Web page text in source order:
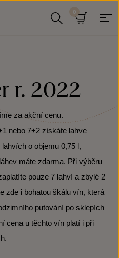
r. 2022
za akční cenu.
nebo 7+2 získáte lahve
o objemu 0,75 l,
máte zdarma. Při výběru
pouze 7 lahví a zbylé 2
zde i bohatou škálu vín, která
putování po sklepích
cena u těchto vín platí i při